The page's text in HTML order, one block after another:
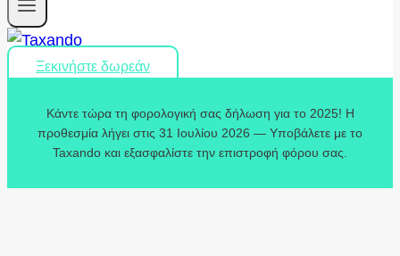
Ξεκινήστε δωρεάν
Κάντε τώρα τη φορολογική σας δήλωση για το 2025! Η
προθεσμία λήγει στις 31 Ιουλίου 2026 — Υποβάλετε με το
Taxando και εξασφαλίστε την επιστροφή φόρου σας.